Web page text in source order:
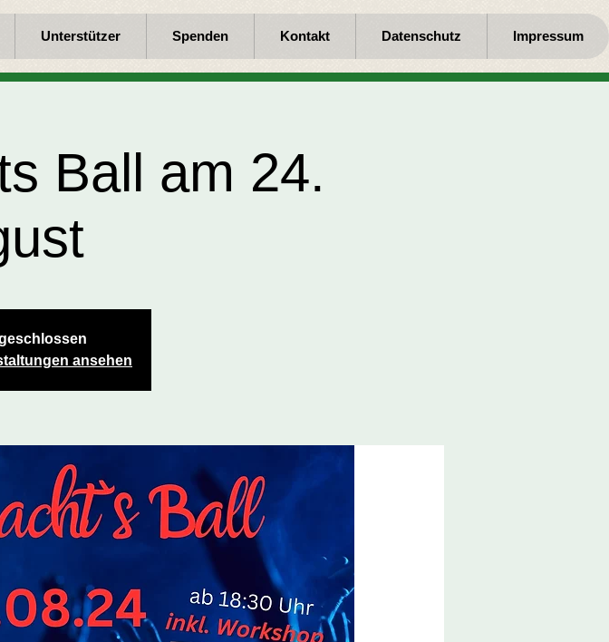
Unterstützer Spenden Kontakt Datenschutz Impressum
Ball am 24.
ansehen